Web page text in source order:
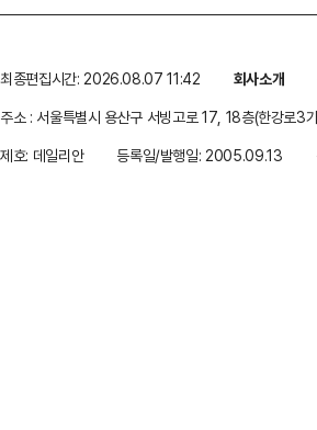
최종편집시간: 2026.08.07 11:42 회사소개
주소 : 서울특별시 용산구 서빙고로 17, 18층(한강로3
제호: 데일리안
등록일/발행일: 2005.09.13